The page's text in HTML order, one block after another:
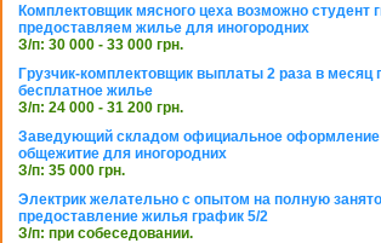
Комплектовщик мясного цеха возможно студент
предоставляем жилье для иногородних
З/п: 30 000 - 33 000 грн.
Грузчик-комплектовщик выплаты 2 раза в месяц
бесплатное жилье
З/п: 24 000 - 31 200 грн.
Заведующий складом официальное оформление
общежитие для иногородних
З/п: 35 000 грн.
Электрик желательно с опытом на полную
предоставление жилья график 5/2
З/п: при собеседовании.